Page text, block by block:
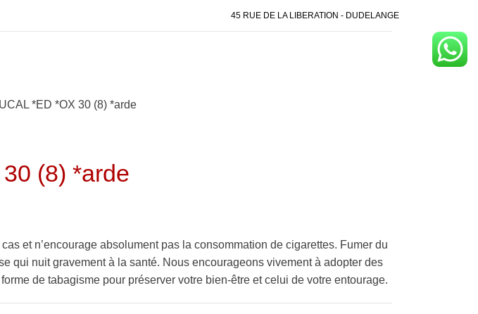
45 RUE DE LA LIBERATION - DUDELANGE
*ED *OX 30 (8) *arde
(8) *arde
et n’encourage absolument pas la consommation de cigarettes. Fumer du
qui nuit gravement à la santé. Nous encourageons vivement à adopter des
de tabagisme pour préserver votre bien-être et celui de votre entourage.